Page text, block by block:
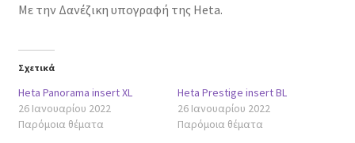
Με την Δανέζικη υπογραφή της Heta.
Σχετικά
Heta Panorama insert XL
26 Ιανουαρίου 2022
Παρόμοια θέματα
Heta Prestige insert BL
26 Ιανουαρίου 2022
Παρόμοια θέματα